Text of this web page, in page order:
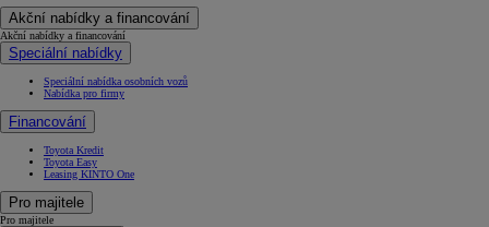
Akční nabídky a financování
Akční nabídky a financování
Speciální nabídky
Speciální nabídka osobních vozů
Nabídka pro firmy
Financování
Toyota Kredit
Toyota Easy
Leasing KINTO One
Pro majitele
Pro majitele